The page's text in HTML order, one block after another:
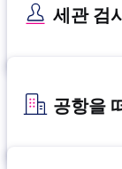
세관 검
공항을